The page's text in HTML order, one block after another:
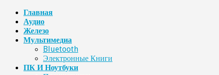
Главная
Аудио
Железо
Мультимедиа
Bluetooth
Электронные Книги
ПК И Ноутбуки